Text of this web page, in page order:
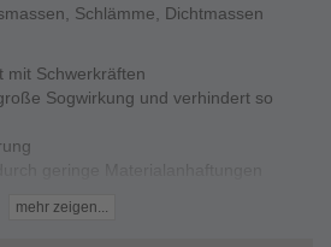
Schlämme, Dichtmassen
mit Schwerkräften
Sogwirkung und verhindert so
5018 türkis pulverbeschichtet
mehr zeigen...